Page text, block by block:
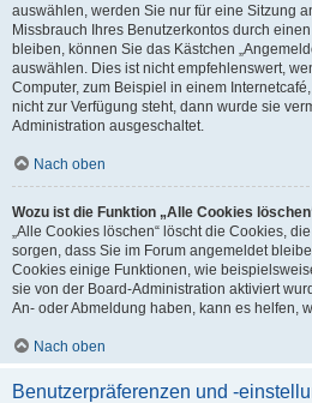
auswählen, werden Sie nur für eine Sitzung
Missbrauch Ihres Benutzerkontos durch
bleiben, können Sie das Kästchen
auswählen. Dies ist nicht empfehlenswert,
Computer, zum Beispiel in einem
nicht zur Verfügung steht, dann wurde sie
Administration ausgeschaltet.
Nach oben
Wozu ist die Funktion „Alle Cookies
„Alle Cookies löschen“ löscht die Cookies,
sorgen, dass Sie im Forum angemeldet
Cookies einige Funktionen, wie
sie von der Board-Administration aktiviert
An- oder Abmeldung haben, kann es helfen,
Nach oben
Benutzerpräferenzen und -